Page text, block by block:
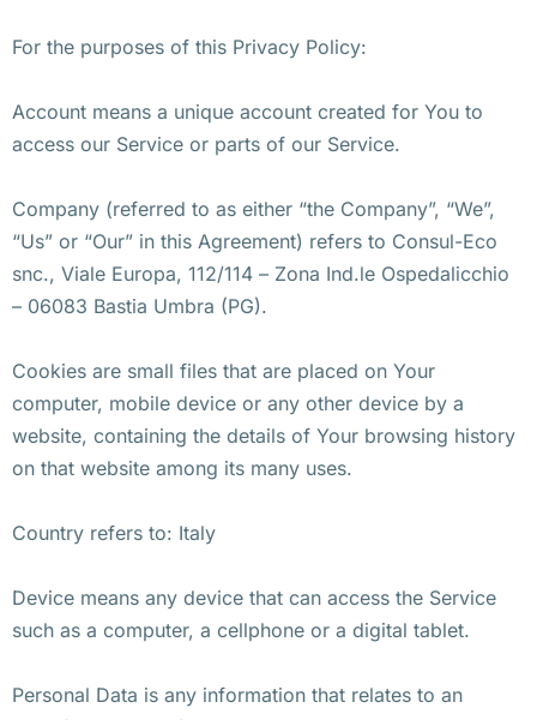
For the purposes of this Privacy Policy:
Account means a unique account created for You to
access our Service or parts of our Service.
Company (referred to as either “the Company”, “We”,
“Us” or “Our” in this Agreement) refers to Consul-Eco
snc., Viale Europa, 112/114 – Zona Ind.le Ospedalicchio
– 06083 Bastia Umbra (PG).
Cookies are small files that are placed on Your
computer, mobile device or any other device by a
website, containing the details of Your browsing history
on that website among its many uses.
Country refers to: Italy
Device means any device that can access the Service
such as a computer, a cellphone or a digital tablet.
Personal Data is any information that relates to an